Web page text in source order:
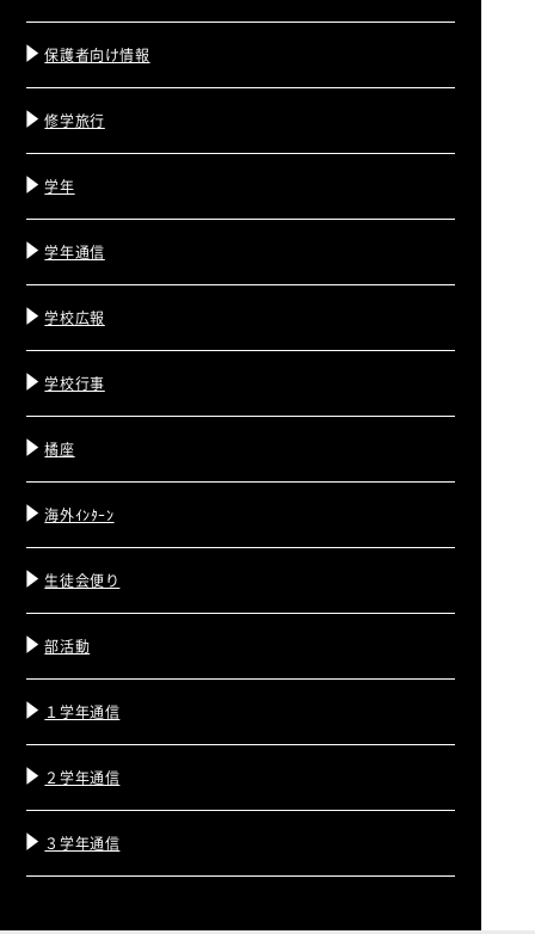
保護者向け情報
修学旅行
学年
学年通信
学校広報
学校行事
橘座
海外ｲﾝﾀｰﾝ
生徒会便り
部活動
１学年通信
２学年通信
３学年通信